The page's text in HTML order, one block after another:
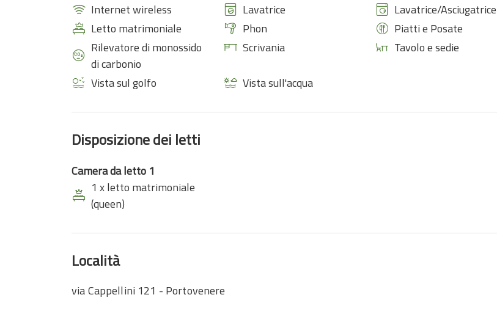
Internet wireless
Lavatrice
Lavatrice/Asciugatrice
Letto matrimoniale
Phon
Piatti e Posate
Rilevatore di monossido
di carbonio
Scrivania Tavolo e sedie
Vista sul golfo Vista sull'acqua
Disposizione dei letti
Camera da letto 1
1 x letto matrimoniale
(queen)
Località
via Cappellini 121 - Portovenere